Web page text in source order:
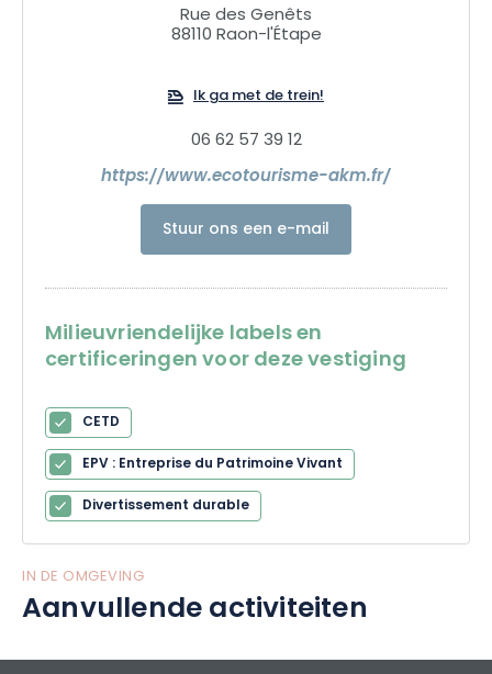
Rue des Genêts
88110 Raon-l'Étape
Ik ga met de trein!
06 62 57 39 12
https://www.ecotourisme-akm.fr/
Stuur ons een e-mail
Milieuvriendelijke labels en
certificeringen voor deze vestiging
CETD
EPV : Entreprise du Patrimoine Vivant
Divertissement durable
IN DE OMGEVING
Aanvullende activiteiten